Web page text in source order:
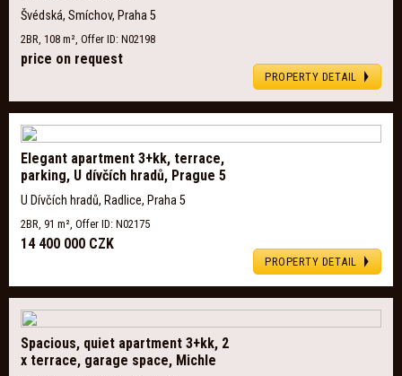
Švédská, Smíchov, Praha 5
2BR, 108 m², Offer ID: N02198
price on request
PROPERTY DETAIL
Elegant apartment 3+kk, terrace,
parking, U dívčích hradů, Prague 5
U Dívčích hradů, Radlice, Praha 5
2BR, 91 m², Offer ID: N02175
14 400 000 CZK
PROPERTY DETAIL
Spacious, quiet apartment 3+kk, 2
x terrace, garage space, Michle